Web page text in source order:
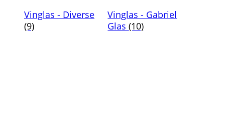
Vinglas - Diverse
(9)
Vinglas - Gabriel
Glas(10)